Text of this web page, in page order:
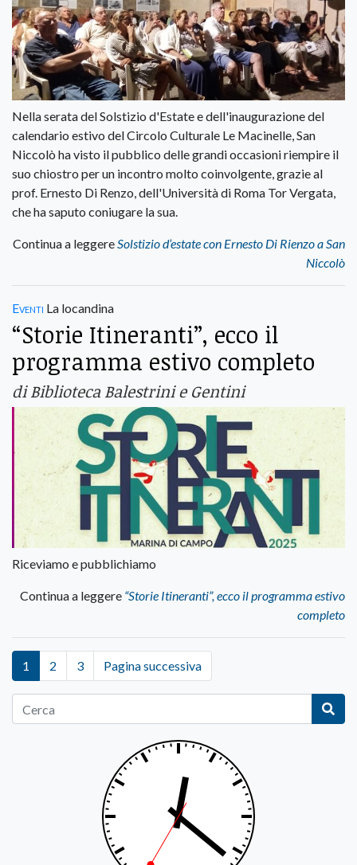
Nella serata del Solstizio d'Estate e dell'inaugurazione del
calendario estivo del Circolo Culturale Le Macinelle, San
Niccolò ha visto il pubblico delle grandi occasioni riempire il
suo chiostro per un incontro molto coinvolgente, grazie al
prof. Ernesto Di Renzo, dell'Università di Roma Tor Vergata,
che ha saputo coniugare la sua.
Continua a leggereSolstizio d’estate con Ernesto Di Rienzo a San
Niccolò
Eventi La locandina
“Storie Itineranti”, ecco il
programma estivo completo
di Biblioteca Balestrini e Gentini
Riceviamo e pubblichiamo
Continua a leggere “Storie Itineranti”, ecco il programma estivo
completo
1 2 3 Pagina successiva